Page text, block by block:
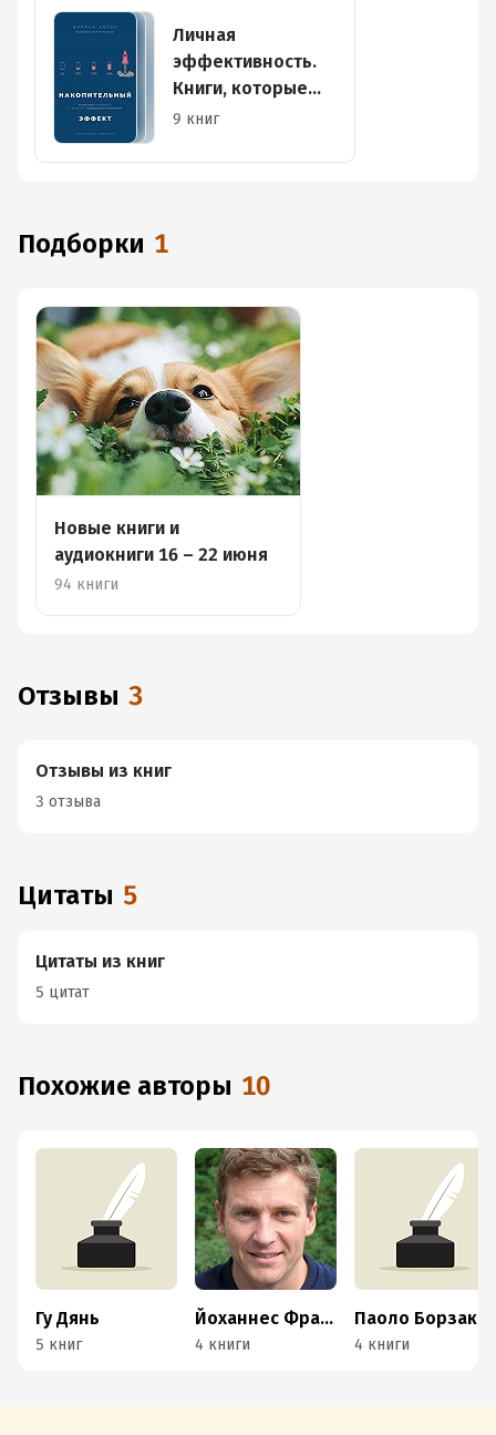
Личная
эффективность.
Книги, которые
помогают
9 книг
Подборки 1
Новые книги и
аудиокниги 16 – 22 июня
94 книги
Отзывы 3
Отзывы из книг
3 отзыва
Цитаты 5
Цитаты из книг
5 цитат
Похожие авторы 10
Гу Дянь
5 книг
Йоханнес Фрайтаг
4 книги 4 книги